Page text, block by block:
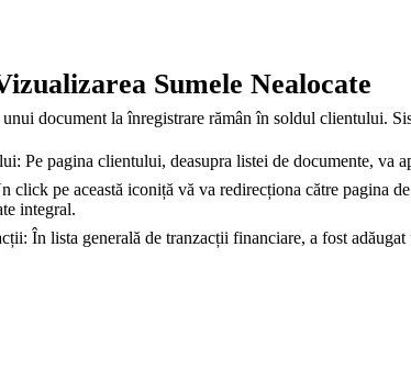
Sumele Nealocate
unui document la înregistrare rămân în soldul clientului.
Pe pagina clientului, deasupra listei de documente, va
click pe această iconiță vă va redirecționa către pagina
integral.
În lista generală de tranzacții financiare, a fost